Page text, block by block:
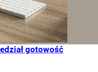
gotowość